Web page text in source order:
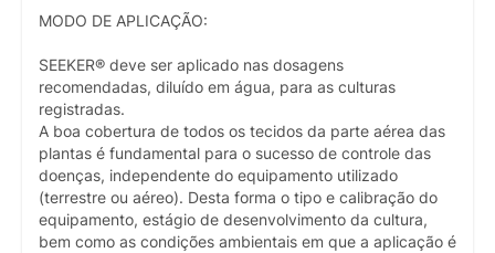
MODO DE APLICAÇÃO:
SEEKER® deve ser aplicado nas dosagens
recomendadas, diluído em água, para as culturas
registradas.
A boa cobertura de todos os tecidos da parte aérea das
plantas é fundamental para o sucesso de controle das
doenças, independente do equipamento utilizado
(terrestre ou aéreo). Desta forma o tipo e calibração do
equipamento, estágio de desenvolvimento da cultura,
bem como as condições ambientais em que a aplicação é